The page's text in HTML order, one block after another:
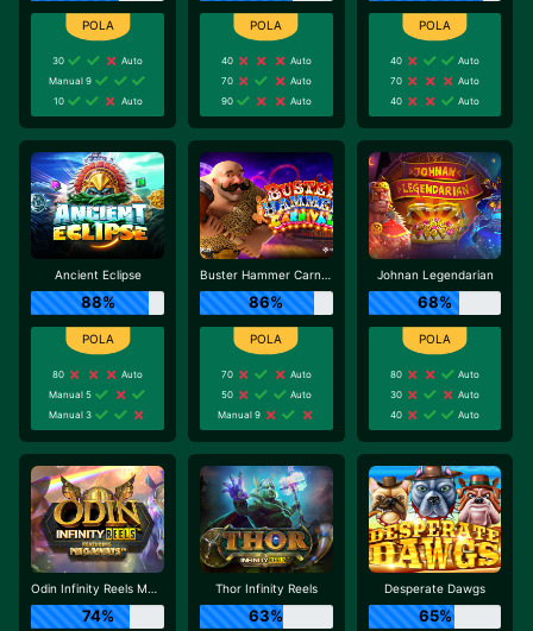
30
Auto
Manual 9
10
Auto
40
Auto
70
Auto
90
Auto
40
Auto
70
Auto
40
Auto
Ancient Eclipse
88%
80
Auto
Manual 5
Manual 3
Buster Hammer Carnival
86%
70
Auto
50
Auto
Manual 9
Johnan Legendarian
68%
80
Auto
30
Auto
40
Auto
Odin Infinity Reels Megaways
74%
Thor Infinity Reels
63%
Desperate Dawgs
65%